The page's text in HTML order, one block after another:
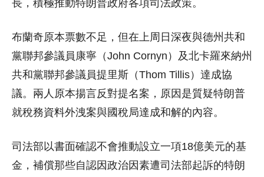
長，積極推動特朗普政府各項司法政策。
布蘭奇原本票數不足，但在上周日深夜與德州共和
黨聯邦參議員康寧（John Cornyn）及北卡羅來納州
共和黨聯邦參議員提里斯（Thom Tillis）達成協
議。兩人原本揚言反對提名案，原因是質疑特朗普
就稅務資料外洩案與國稅局達成和解的內容。
司法部以書面確認不會推動設立一項18億美元的基
金，補償那些自認因政治因素遭司法部起訴的特朗